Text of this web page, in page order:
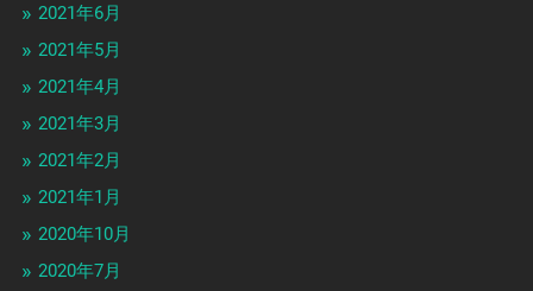
2021年6月
2021年5月
2021年4月
2021年3月
2021年2月
2021年1月
2020年10月
2020年7月